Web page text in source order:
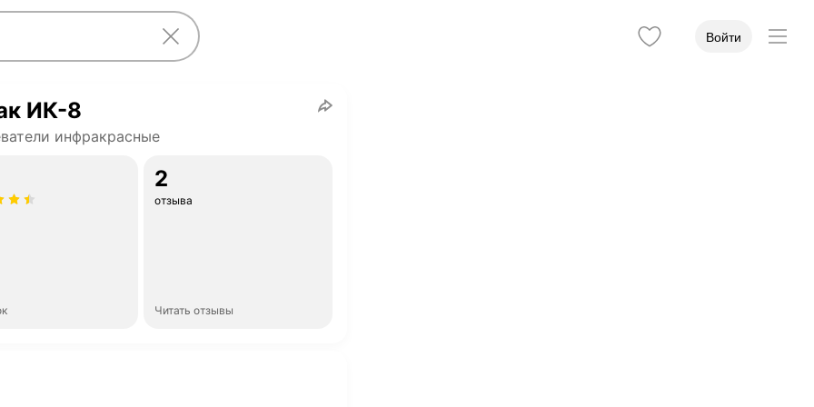
Войти
ИК-8
инфракрасные
2
отзыва
Читать отзывы